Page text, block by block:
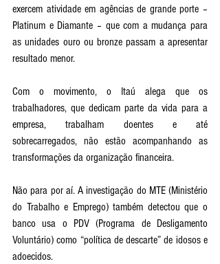
exercem atividade em agências de grande porte –
Platinum e Diamante – que com a mudança para
as unidades ouro ou bronze passam a apresentar
resultado menor.
Com o movimento, o Itaú alega que os
trabalhadores, que dedicam parte da vida para a
empresa, trabalham doentes e até
sobrecarregados, não estão acompanhando as
transformações da organização financeira.
Não para por aí. A investigação do MTE (Ministério
do Trabalho e Emprego) também detectou que o
banco usa o PDV (Programa de Desligamento
Voluntário) como “política de descarte” de idosos e
adoecidos.